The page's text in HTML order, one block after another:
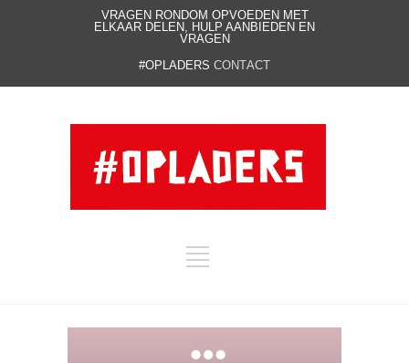
VRAGEN RONDOM OPVOEDEN MET
ELKAAR DELEN, HULP AANBIEDEN EN
VRAGEN
#OPLADERS CONTACT